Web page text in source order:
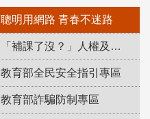
聰明用網路 青春不迷路
「補課了沒？」人權及轉型正義教育專區
教育部全民安全指引專區
教育部詐騙防制專區